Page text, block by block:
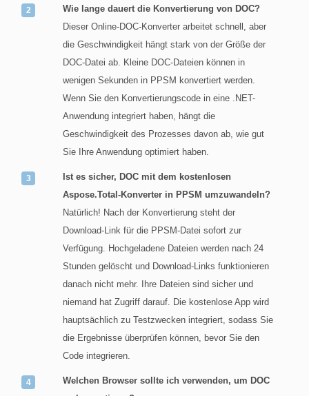
Wie lange dauert die Konvertierung von DOC?
Dieser Online-DOC-Konverter arbeitet schnell, aber
die Geschwindigkeit hängt stark von der Größe der
DOC-Datei ab. Kleine DOC-Dateien können in
wenigen Sekunden in PPSM konvertiert werden.
Wenn Sie den Konvertierungscode in eine .NET-
Anwendung integriert haben, hängt die
Geschwindigkeit des Prozesses davon ab, wie gut
Sie Ihre Anwendung optimiert haben.
Ist es sicher, DOC mit dem kostenlosen
Aspose.Total-Konverter in PPSM umzuwandeln?
Natürlich! Nach der Konvertierung steht der
Download-Link für die PPSM-Datei sofort zur
Verfügung. Hochgeladene Dateien werden nach 24
Stunden gelöscht und Download-Links funktionieren
danach nicht mehr. Ihre Dateien sind sicher und
niemand hat Zugriff darauf. Die kostenlose App wird
hauptsächlich zu Testzwecken integriert, sodass Sie
die Ergebnisse überprüfen können, bevor Sie den
Code integrieren.
Welchen Browser sollte ich verwenden, um DOC